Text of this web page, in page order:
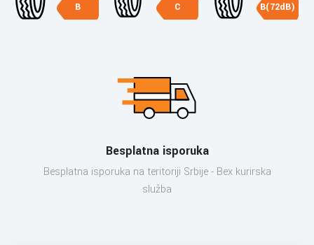
B C B(72dB)
Besplatna isporuka
Besplatna isporuka na teritoriji Srbije - Bex kurirska
služba